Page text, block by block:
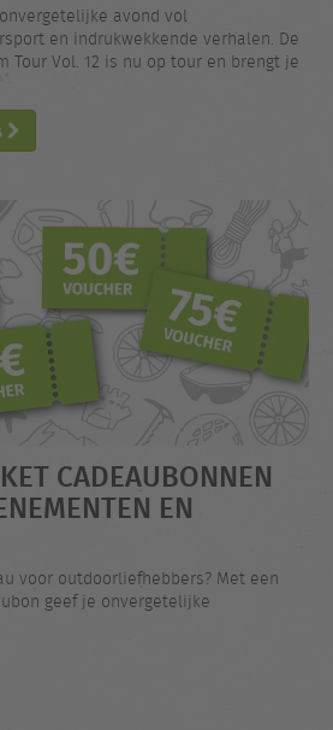
avond vol
en indrukwekkende verhalen. De
Tour Vol. 12 is nu op tour en brengt je
CADEAUBONNEN
EN
voor outdoorliefhebbers? Met een
geef je onvergetelijke